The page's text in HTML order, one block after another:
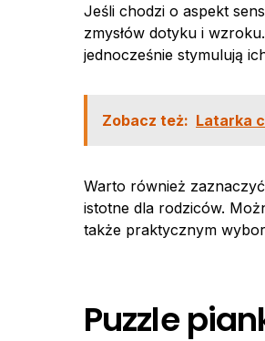
Jeśli chodzi o aspekt
zmysłów dotyku i
jednocześnie stymulują
Zobacz też: Latarka
Warto również
istotne dla rodziców.
także praktycznym
Puzzle